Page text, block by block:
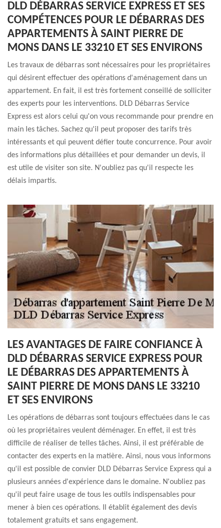
DLD DÉBARRAS SERVICE EXPRESS ET SES
COMPÉTENCES POUR LE DÉBARRAS DES
APPARTEMENTS À SAINT PIERRE DE
MONS DANS LE 33210 ET SES ENVIRONS
Les travaux de débarras sont nécessaires pour les propriétaires
qui désirent effectuer des opérations d'aménagement dans un
appartement. En fait, il est très fortement conseillé de solliciter
des experts pour les interventions. DLD Débarras Service
Express est alors celui qu'on vous recommande pour prendre en
main les tâches. Sachez qu'il peut proposer des tarifs très
intéressants et qui peuvent défier toute concurrence. Pour avoir
des informations plus détaillées et pour demander un devis, il
est utile de visiter son site. N'oubliez pas qu'il respecte les
délais impartis.
LES AVANTAGES DE FAIRE CONFIANCE À
DLD DÉBARRAS SERVICE EXPRESS POUR
LE DÉBARRAS DES APPARTEMENTS À
SAINT PIERRE DE MONS DANS LE 33210
ET SES ENVIRONS
Les opérations de débarras sont toujours effectuées dans le cas
où les propriétaires veulent déménager. En effet, il est très
difficile de réaliser de telles tâches. Ainsi, il est préférable de
contacter des experts en la matière. Ainsi, nous vous informons
qu'il est possible de convier DLD Débarras Service Express qui a
plusieurs années d'expérience dans le domaine. N'oubliez pas
qu'il peut faire usage de tous les outils indispensables pour
mener à bien ces opérations. Il établit également des devis
totalement gratuits et sans engagement.